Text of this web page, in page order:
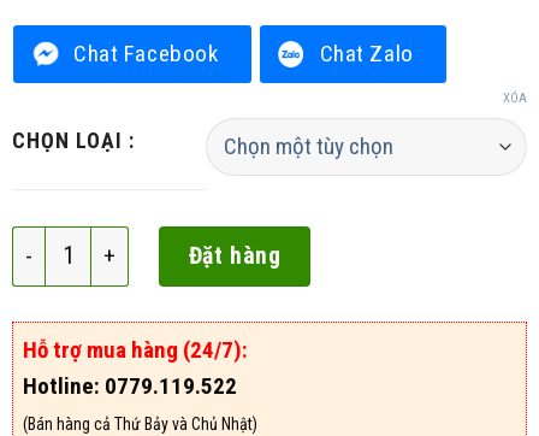
Chat Facebook Chat Zalo
CHỌN LOẠI :
XÓA
Per Japan 525EC số lượng
Đặt hàng
Hỗ trợ mua hàng (24/7):
Hotline: 0779.119.522
(Bán hàng cả Thứ Bảy và Chủ Nhật)